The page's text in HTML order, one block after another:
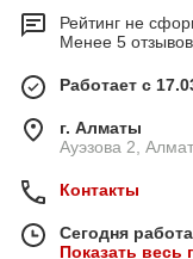
Рейтинг не
Менее 5
Работает с
г. Алматы
Ауэзова 2,
Контакты
Сегодня
Показать весь